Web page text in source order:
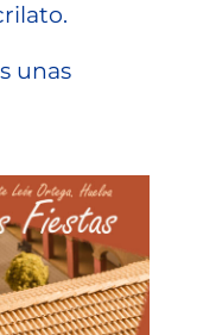
unas